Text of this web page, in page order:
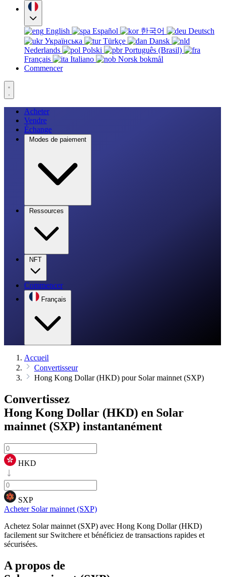
English Español 한국어
Deutsch
Українська
Türkçe
Dansk
Nederlands
Polski
Português (Brasil)
Français
Italiano
Norsk bokmål
Commencer
Acheter
Vendre
Échange
Modes de paiement
Ressources
NFT
Commencer
Français
Accueil
Convertisseur
Hong Kong Dollar (HKD) pour Solar mainnet (SXP)
Convertissez
Hong Kong Dollar (HKD) en Solar
mainnet (SXP) instantanément
HKD
SXP
Acheter Solar mainnet (SXP)
Achetez Solar mainnet (SXP) avec Hong Kong Dollar (HKD)
facilement sur Switchere et bénéficiez de transactions rapides et
sécurisées.
A propos de